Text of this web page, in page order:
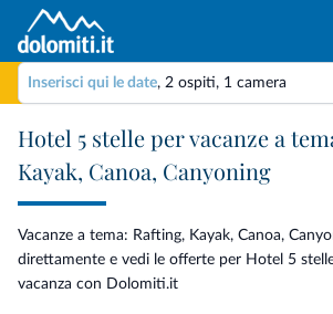
Inserisci qui le date, 2 ospiti, 1 camera
Hotel 5 stelle per vacanze a
Kayak, Canoa, Canyoning
Vacanze a tema: Rafting, Kayak, Canoa,
direttamente e vedi le offerte per Hotel 5
vacanza con Dolomiti.it